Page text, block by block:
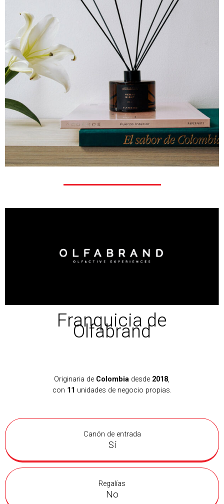
Franquicia de
Olfabrand
Originaria de Colombia desde 2018,
con 11 unidades de negocio propias.
Canón de entrada
Sí
Regalías
No